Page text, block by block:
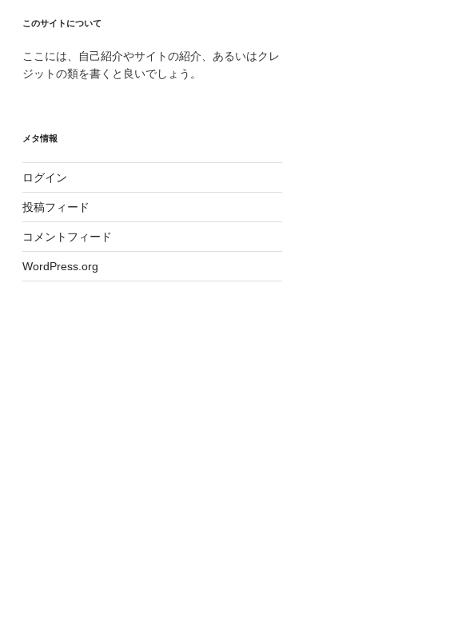
このサイトについて
ここには、自己紹介やサイトの紹介、あるいはクレ
ジットの類を書くと良いでしょう。
メタ情報
ログイン
投稿フィード
コメントフィード
WordPress.org